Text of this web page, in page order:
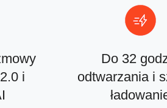
i
Do 32
odtwarzania i